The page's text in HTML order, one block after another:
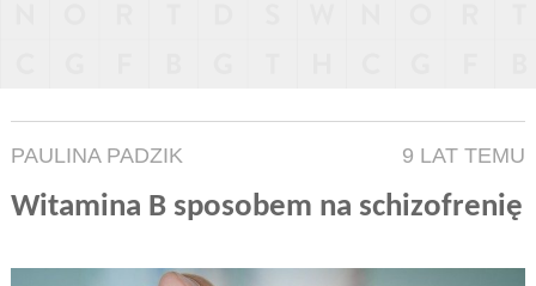
PAULINA PADZIK 9 LAT TEMU
Witamina B sposobem na schizofrenię